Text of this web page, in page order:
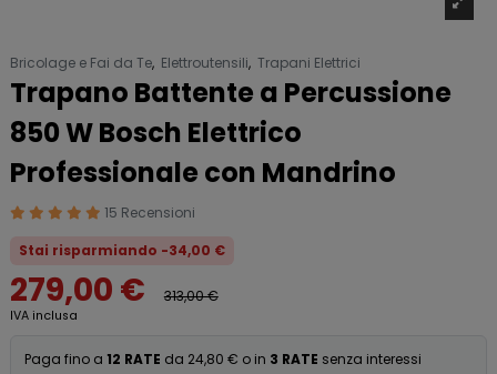
Bricolage e Fai da Te, Elettroutensili, Trapani Elettrici
Trapano Battente a Percussione
850 W Bosch Elettrico
Professionale con Mandrino
15 Recensioni
Stai risparmiando -34,00 €
279,00 € 313,00 €
IVA inclusa
Paga fino a 12 RATE da 24,80 € o in 3 RATE senza interessi